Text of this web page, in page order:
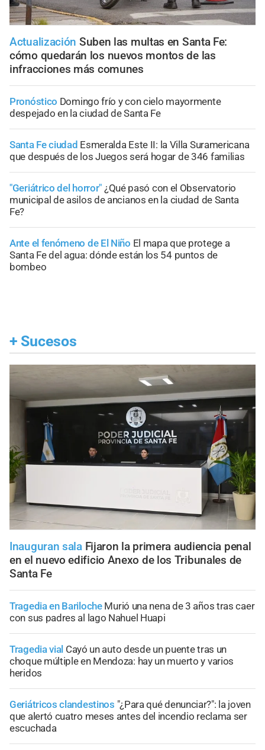
Actualización Suben las multas en Santa Fe:
cómo quedarán los nuevos montos de las
infracciones más comunes
Pronóstico Domingo frío y con cielo mayormente
despejado en la ciudad de Santa Fe
Santa Fe ciudad Esmeralda Este II: la Villa Suramericana
que después de los Juegos será hogar de 346 familias
"Geriátrico del horror" ¿Qué pasó con el Observatorio
municipal de asilos de ancianos en la ciudad de Santa
Fe?
Ante el fenómeno de El Niño El mapa que protege a
Santa Fe del agua: dónde están los 54 puntos de
bombeo
+ Sucesos
Inauguran sala Fijaron la primera audiencia penal
en el nuevo edificio Anexo de los Tribunales de
Santa Fe
Tragedia en Bariloche Murió una nena de 3 años tras caer
con sus padres al lago Nahuel Huapi
Tragedia vial Cayó un auto desde un puente tras un
choque múltiple en Mendoza: hay un muerto y varios
heridos
Geriátricos clandestinos "¿Para qué denunciar?": la joven
que alertó cuatro meses antes del incendio reclama ser
escuchada